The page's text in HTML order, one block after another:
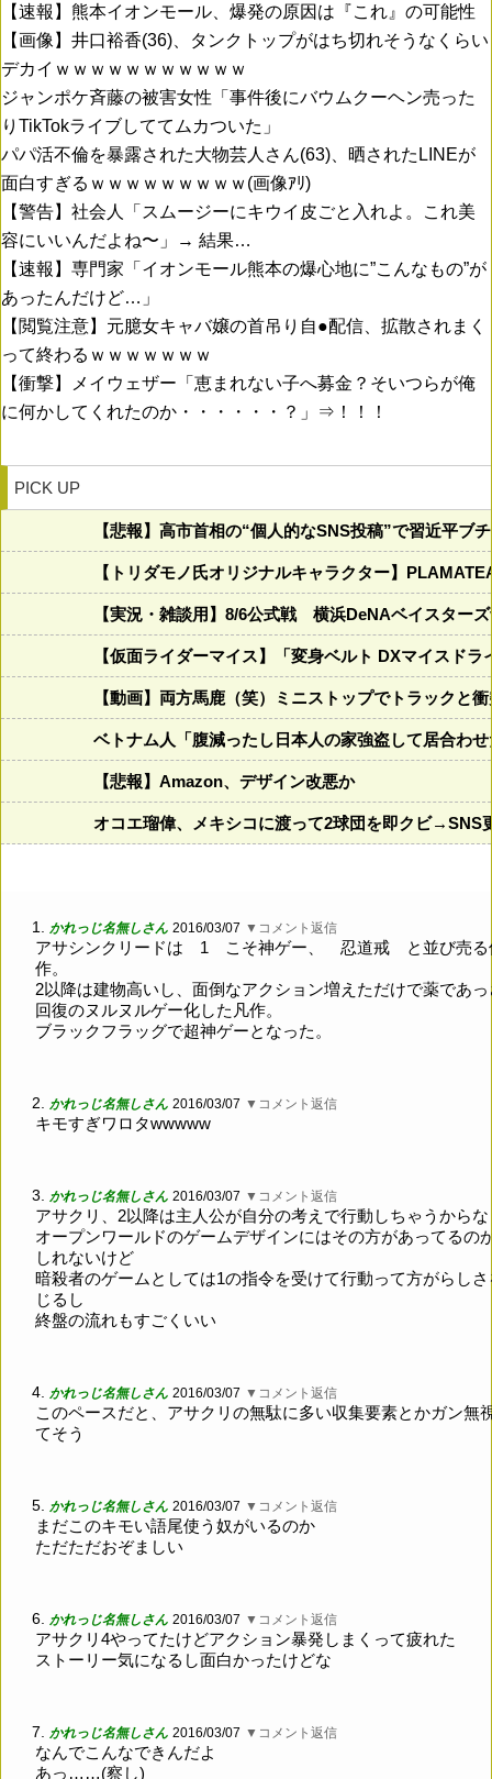
【速報】熊本イオンモール、爆発の原因は『これ』の可能性
【画像】井口裕香(36)、タンクトップがはち切れそうなくらい
デカイｗｗｗｗｗｗｗｗｗｗｗ
ジャンポケ斉藤の被害女性「事件後にバウムクーヘン売った
りTikTokライブしててムカついた」
パパ活不倫を暴露された大物芸人さん(63)、晒されたLINEが
面白すぎるｗｗｗｗｗｗｗｗｗ(画像ｱﾘ)
【警告】社会人「スムージーにキウイ皮ごと入れよ。これ美
容にいいんだよね〜」→ 結果…
【速報】専門家「イオンモール熊本の爆心地に”こんなもの”が
あったんだけど…」
【閲覧注意】元臆女キャバ嬢の首吊り自●配信、拡散されまく
って終わるｗｗｗｗｗｗｗ
【衝撃】メイウェザー「恵まれない子へ募金？そいつらが俺
に何かしてくれたのか・・・・・・？」⇒！！！
PICK UP
【悲報】高市首相の“個人的なSNS投稿”で習近平ブ
【トリダモノ氏オリジナルキャラクター】
【実況・雑談用】8/6公式戦 横浜DeNAベイスター
【仮面ライダーマイス】「変身ベルト DXマイスド
【動画】両方馬鹿（笑）ミニストップでトラックと
ベトナム人「腹減ったし日本人の家強盗して居合わ
【悲報】Amazon、デザイン改悪か
オコエ瑠偉、メキシコに渡って2球団を即クビ→SNS
1. かれっじ名無しさん 2016/03/07 ▼コメント返信
アサシンクリードは 1 こそ神ゲー、 忍道戒 と並び売る
作。
2以降は建物高いし、面倒なアクション増えただけで薬であ
回復のヌルヌルゲー化した凡作。
ブラックフラッグで超神ゲーとなった。
2. かれっじ名無しさん 2016/03/07 ▼コメント返信
キモすぎワロタwwwww
3. かれっじ名無しさん 2016/03/07 ▼コメント返信
アサクリ、2以降は主人公が自分の考えで行動しちゃうからな
オープンワールドのゲームデザインにはその方があってるの
しれないけど
暗殺者のゲームとしては1の指令を受けて行動って方がらし
じるし
終盤の流れもすごくいい
4. かれっじ名無しさん 2016/03/07 ▼コメント返信
このペースだと、アサクリの無駄に多い収集要素とかガン無
てそう
5. かれっじ名無しさん 2016/03/07 ▼コメント返信
まだこのキモい語尾使う奴がいるのか
ただただおぞましい
6. かれっじ名無しさん 2016/03/07 ▼コメント返信
アサクリ4やってたけどアクション暴発しまくって疲れた
ストーリー気になるし面白かったけどな
7. かれっじ名無しさん 2016/03/07 ▼コメント返信
なんでこんなできんだよ
あっ……(察し)